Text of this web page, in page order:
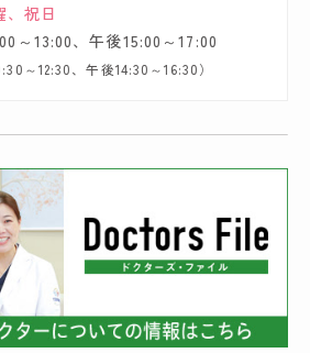
、祝日
～13:00、午後15:00～17:00
～12:30、午後14:30～16:30）